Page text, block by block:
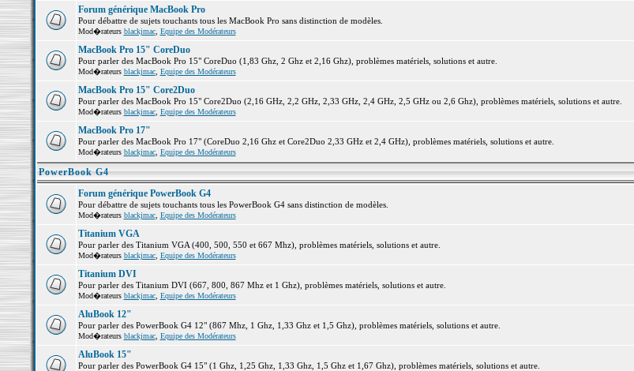
Forum générique MacBook Pro
Pour débattre de sujets touchants tous les MacBook Pro sans distinction de modèles.
Mod�rateurs blackjmac, Equipe des Modérateurs
MacBook Pro 15" CoreDuo
Pour parler des MacBook Pro 15" CoreDuo (1,83 Ghz, 2 Ghz et 2,16 Ghz), problèmes matériels, solutions et autre.
Mod�rateurs blackjmac, Equipe des Modérateurs
MacBook Pro 15" Core2Duo
Pour parler des MacBook Pro 15" Core2Duo (2,16 GHz, 2,2 GHz, 2,33 GHz, 2,4 GHz, 2,5 GHz ou 2,6 Ghz), problèmes matériels, solutions et autre.
Mod�rateurs blackjmac, Equipe des Modérateurs
MacBook Pro 17"
Pour parler des MacBook Pro 17" (CoreDuo 2,16 Ghz et Core2Duo 2,33 GHz et 2,4 GHz), problèmes matériels, solutions et autre.
Mod�rateurs blackjmac, Equipe des Modérateurs
PowerBook G4
Forum générique PowerBook G4
Pour débattre de sujets touchants tous les PowerBook G4 sans distinction de modèles.
Mod�rateurs blackjmac, Equipe des Modérateurs
Titanium VGA
Pour parler des Titanium VGA (400, 500, 550 et 667 Mhz), problèmes matériels, solutions et autre.
Mod�rateurs blackjmac, Equipe des Modérateurs
Titanium DVI
Pour parler des Titanium DVI (667, 800, 867 Mhz et 1 Ghz), problèmes matériels, solutions et autre.
Mod�rateurs blackjmac, Equipe des Modérateurs
AluBook 12"
Pour parler des PowerBook G4 12" (867 Mhz, 1 Ghz, 1,33 Ghz et 1,5 Ghz), problèmes matériels, solutions et autre.
Mod�rateurs blackjmac, Equipe des Modérateurs
AluBook 15"
Pour parler des PowerBook G4 15" (1 Ghz, 1,25 Ghz, 1,33 Ghz, 1,5 Ghz et 1,67 Ghz), problèmes matériels, solutions et autre.